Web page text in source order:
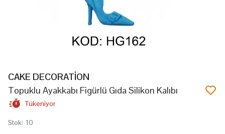
CAKE DECORATİON
Topuklu Ayakkabı Figürlü Gıda Silikon Kalıbı
Tükeniyor
Stok: 10